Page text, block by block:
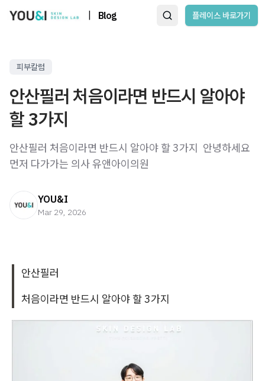
Blog 플레이스 바로가기
피부칼럼
안산필러 처음이라면 반드시 알아야
할 3가지
안산필러 처음이라면 반드시 알아야 할 3가지 ​ 안녕하세요
먼저 다가가는 의사 유앤아이의원
YOU&I
Mar 29, 2026
안산필러
처음이라면 반드시 알아야 할 3가지